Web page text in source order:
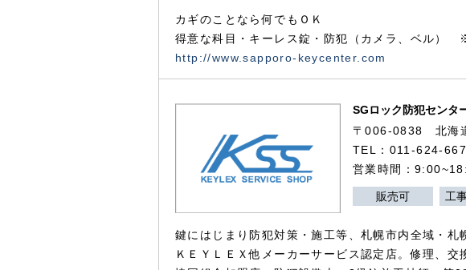
カギのことなら何でもＯＫ
得意な科目・キーレス錠・防犯（カメラ、ベル）
http://www.sapporo-keycenter.com
SGロック防犯センタ
〒006-0838 北海
TEL：011-624-
営業時間：
販売可 工
鍵にはじまり防犯対策・施工等、札幌市内全域・札
ＫＥＹＬＥＸ他メーカーサービス認定店。修理、